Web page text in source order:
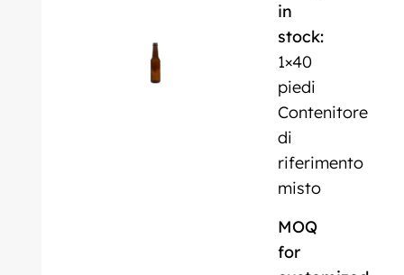
in
stock:
1×40
piedi
Contenitore
di
riferimento
misto
MOQ
for